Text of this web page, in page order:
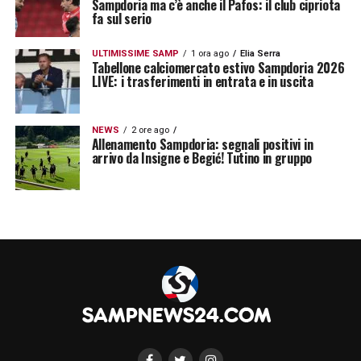
e nelle prossime ore la situazione potrebbe
sbloccarsi. L’unico nodo si rivelerebbe
essere il prezzo del cartellino, con l’Empoli
non intenzionato a fare sconti nonostante la
retrocessione.
LA PLAYLIST DELLE NOSTRE TOP NEWS
Sampdoria ma c’è anche il Pafos: il club cipriota
fa sul serio
ULTIMISSIME SAMP 1 ora ago Elia Serra
Tabellone calciomercato estivo Sampdoria 2026
LIVE: i trasferimenti in entrata e in uscita
NEWS 2 ore ago
Allenamento Sampdoria: segnali positivi in
arrivo da Insigne e Begić! Tutino in gruppo